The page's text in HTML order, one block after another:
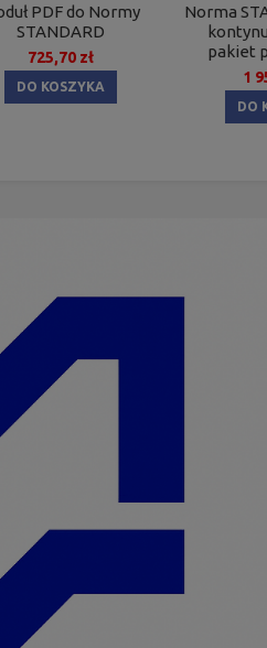
PDF do Normy
STANDARD
725,70 zł
DO KOSZYKA
Norma
pakiet
1
DO